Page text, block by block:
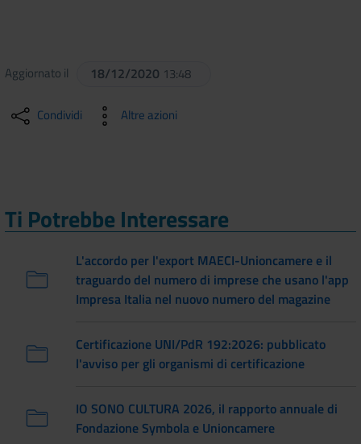
Aggiornato il 18/12/2020 13:48
Condividi Altre azioni
Ti Potrebbe Interessare
L'accordo per l'export MAECI-Unioncamere e il
traguardo del numero di imprese che usano l'app
Impresa Italia nel nuovo numero del magazine
Certificazione UNI/PdR 192:2026: pubblicato
l'avviso per gli organismi di certificazione
IO SONO CULTURA 2026, il rapporto annuale di
Fondazione Symbola e Unioncamere